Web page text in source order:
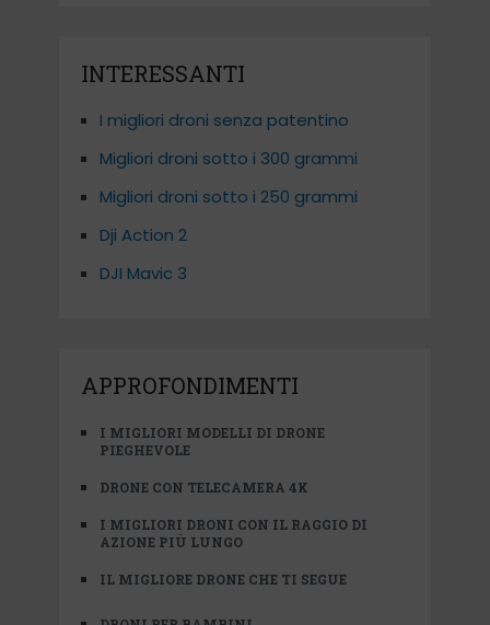
INTERESSANTI
I migliori droni senza patentino
Migliori droni sotto i 300 grammi
Migliori droni sotto i 250 grammi
Dji Action 2
DJI Mavic 3
APPROFONDIMENTI
I MIGLIORI MODELLI DI DRONE
PIEGHEVOLE
DRONE CON TELECAMERA 4K
I MIGLIORI DRONI CON IL RAGGIO DI
AZIONE PIÙ LUNGO
IL MIGLIORE DRONE CHE TI SEGUE